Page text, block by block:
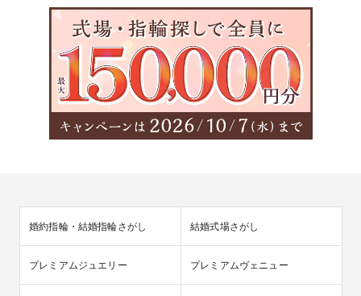
婚約指輪・結婚指輪さがし 結婚式場さがし
プレミアムジュエリー プレミアムヴェニュー